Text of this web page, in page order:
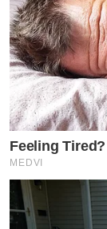
Feeling
MEDVI